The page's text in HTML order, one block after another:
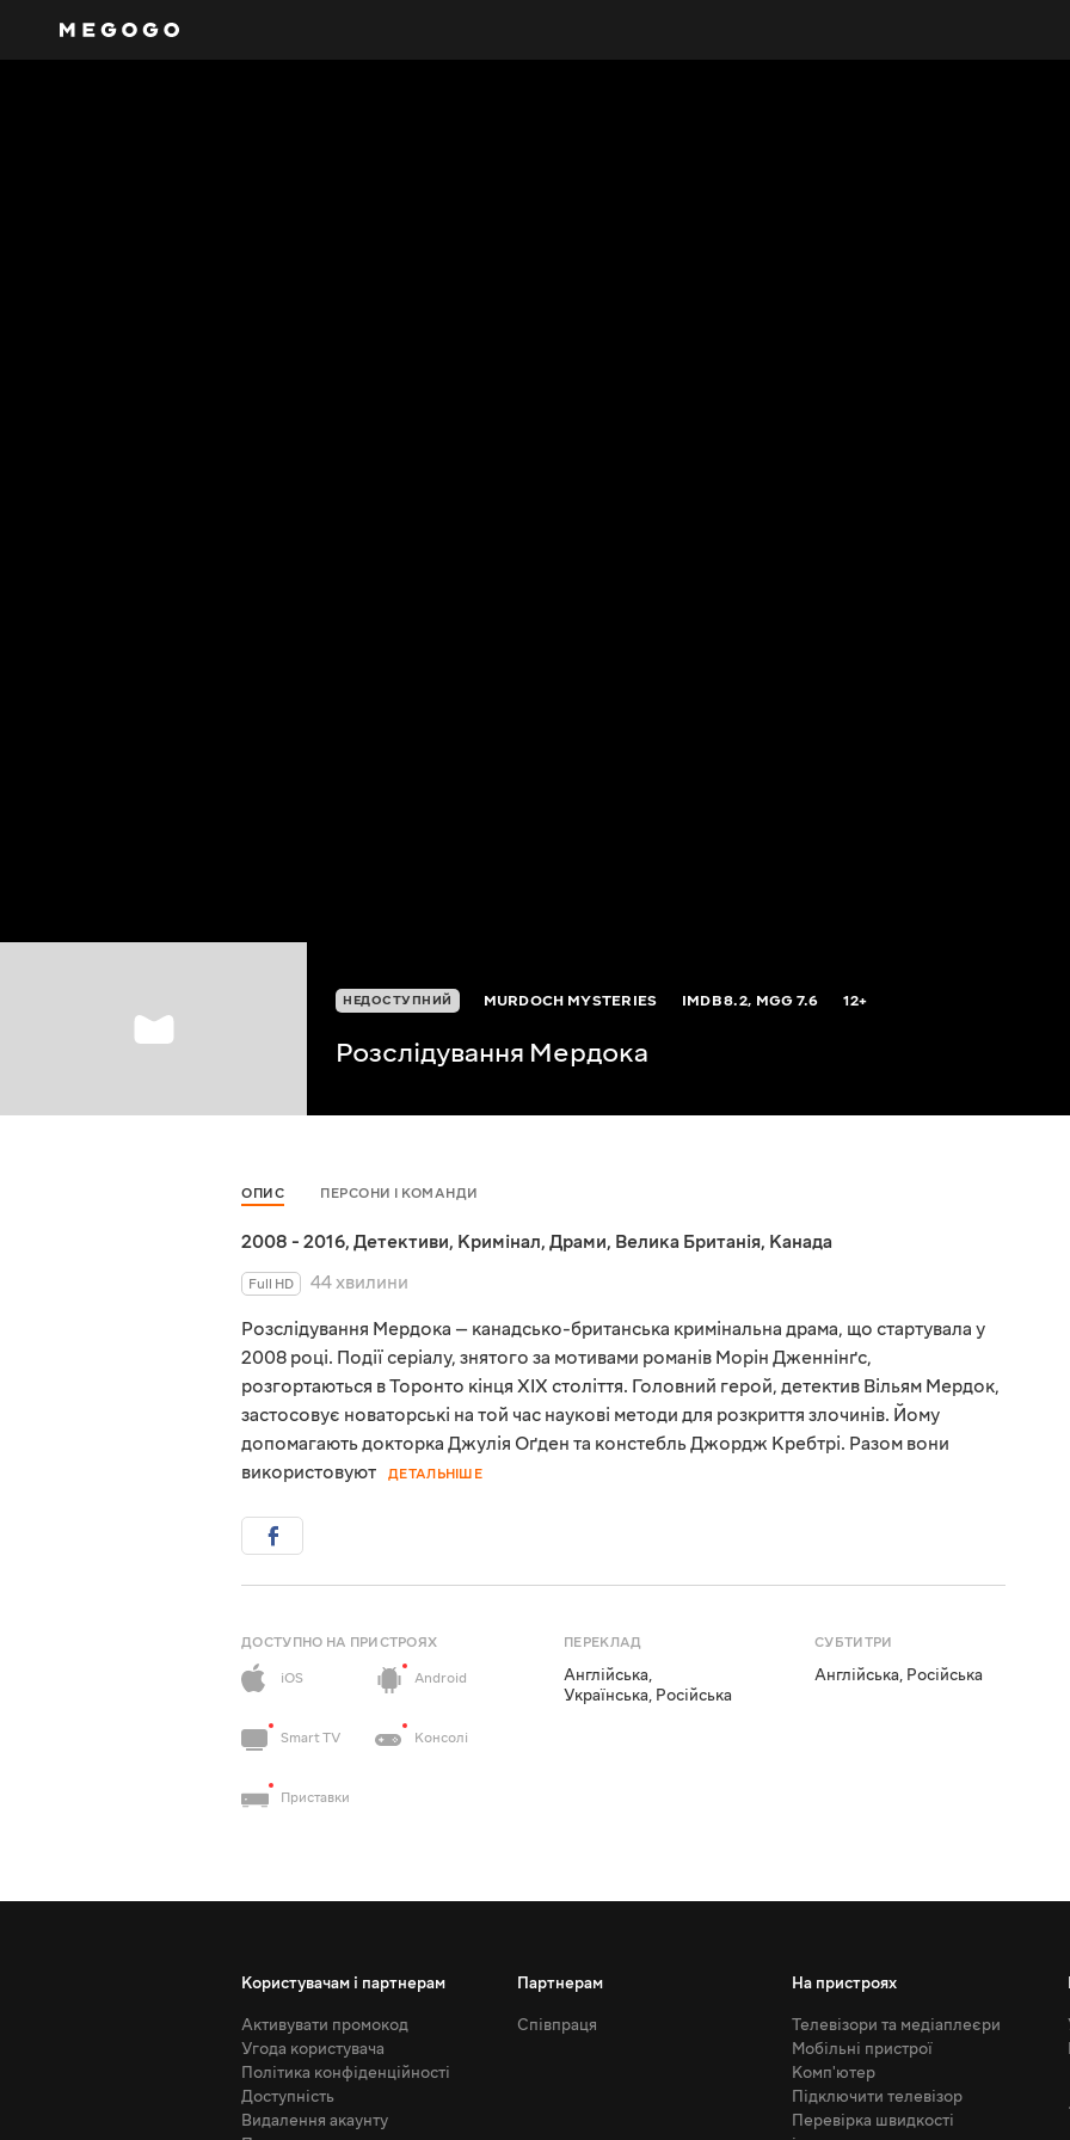
НЕДОСТУПНИЙ MURDOCH MYSTERIES IMDB8.2, MGG7.6 12+
Розслідування Мердока
ОПИС ПЕРСОНИ І КОМАНДИ
2008 - 2016, Детективи, Кримінал, Драми, Велика Британія, Канада
Full HD
44 хвилини
Розслідування Мердока — канадсько-британська кримінальна драма, що стартувала у
2008 році. Події серіалу, знятого за мотивами романів Морін Дженнінґс,
розгортаються в Торонто кінця XIX століття. Головний герой, детектив Вільям Мердок,
застосовує новаторські на той час наукові методи для розкриття злочинів. Йому
допомагають докторка Джулія Оґден та констебль Джордж Кребтрі. Разом вони
використовуют
ДЕТАЛЬНІШЕ
ДОСТУПНО НА ПРИСТРОЯХ
iOS
Android
Smart TV Консолі
Приставки
ПЕРЕКЛАД
Англійська,
Українська, Російська
СУБТИТРИ
Англійська, Російська
Користувачам і партнерам
Активувати промокод
Угода користувача
Політика конфіденційності
Доступність
Видалення акаунту
Партнерам
Співпраця
На пристроях
Телевізори та медіаплеєри
Мобільні пристрої
Комп'ютер
Підключити телевізор
Перевірка швидкості